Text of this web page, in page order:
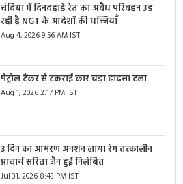
चंदिया में दिनदहाड़े रेत का अवैध परिवहन उड़
रही है NGT के आदेशों की धज्जियाँ
Aug 4, 2026 9:56 AM IST
पेट्रोल टैंकर से टकराई कार बड़ा हादसा टला
Aug 1, 2026 2:17 PM IST
3 दिन का आमरण अनशन लाया रंग तत्कालीन
प्राचार्य सरिता जैन हुई निलंबित
Jul 31, 2026 8:43 PM IST